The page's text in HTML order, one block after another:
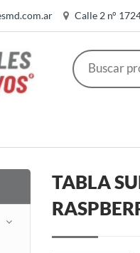
Calle 2 n°
TABLA